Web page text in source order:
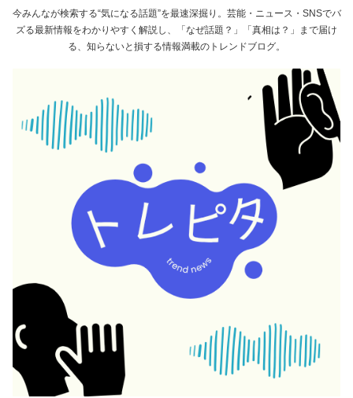
今みんなが検索する“気になる話題”を最速深掘り。芸能・ニュース・SNSでバ
ズる最新情報をわかりやすく解説し、「なぜ話題？」「真相は？」まで届け
る、知らないと損する情報満載のトレンドブログ。